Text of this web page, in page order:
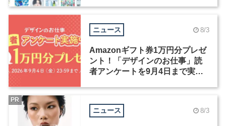
ニュース 8/3
Amazonギフト券1万円分プレゼ
ント！「デザインのお仕事」読
者アンケートを9月4日まで実施
ニュース 8/3
PR